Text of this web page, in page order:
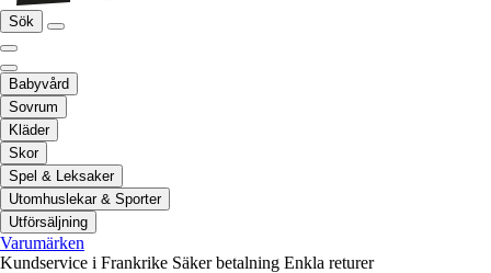
Sök
Babyvård
Sovrum
Kläder
Skor
Spel & Leksaker
Utomhuslekar & Sporter
Utförsäljning
Varumärken
Kundservice i Frankrike Säker betalning Enkla returer